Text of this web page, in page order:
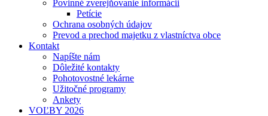
Povinné zverejňovanie informácii
Petície
Ochrana osobných údajov
Prevod a prechod majetku z vlastníctva obce
Kontakt
Napíšte nám
Dôležité kontakty
Pohotovostné lekárne
Užitočné programy
Ankety
VOĽBY 2026